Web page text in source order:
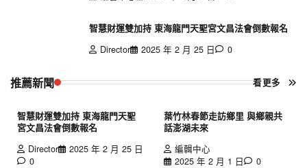
智慧財運雙加持 東海龍門天聖宮文昌法會倒數報名
Director
2025 年 2 月 25 日 0
推薦新聞 看更多
智慧財運雙加持 東海龍門天聖
宮文昌法會倒數報名
Director
2025 年 2 月 25 日
0
葉竹林春節走訪鄉里 與鄉親共
話澎湖未來
編輯中心
2025 年 2 月 1 日
0